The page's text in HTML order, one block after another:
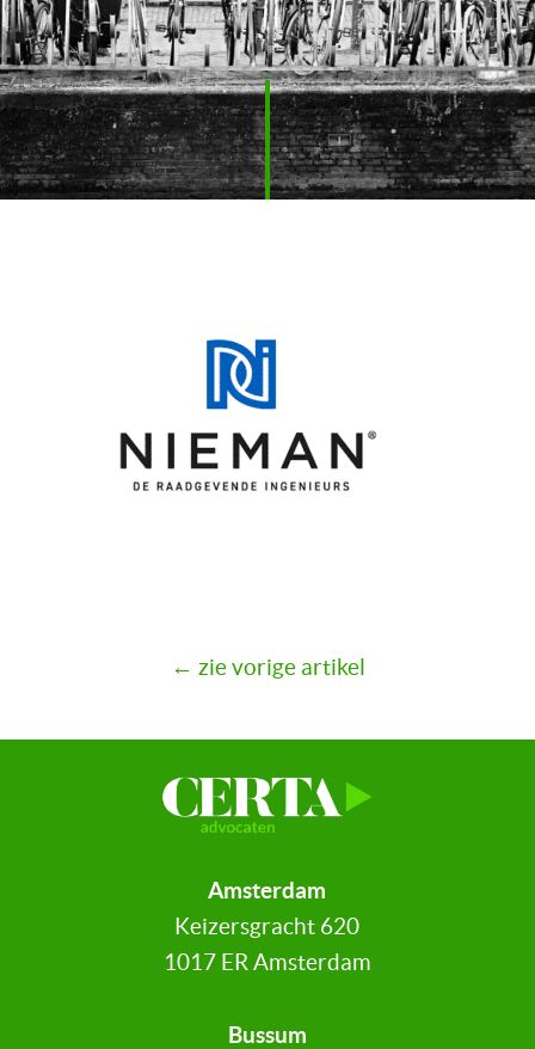
← zie vorige artikel
Amsterdam
Keizersgracht 620
1017 ER Amsterdam
Bussum